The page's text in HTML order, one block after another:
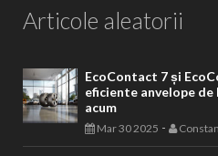
Articole aleatorii
EcoContact 7 și
eficiente anvelope
acum
Mar 30 2025 -